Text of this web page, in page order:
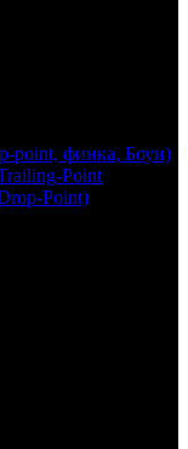
point, финка, Боуи)
Point
Point)